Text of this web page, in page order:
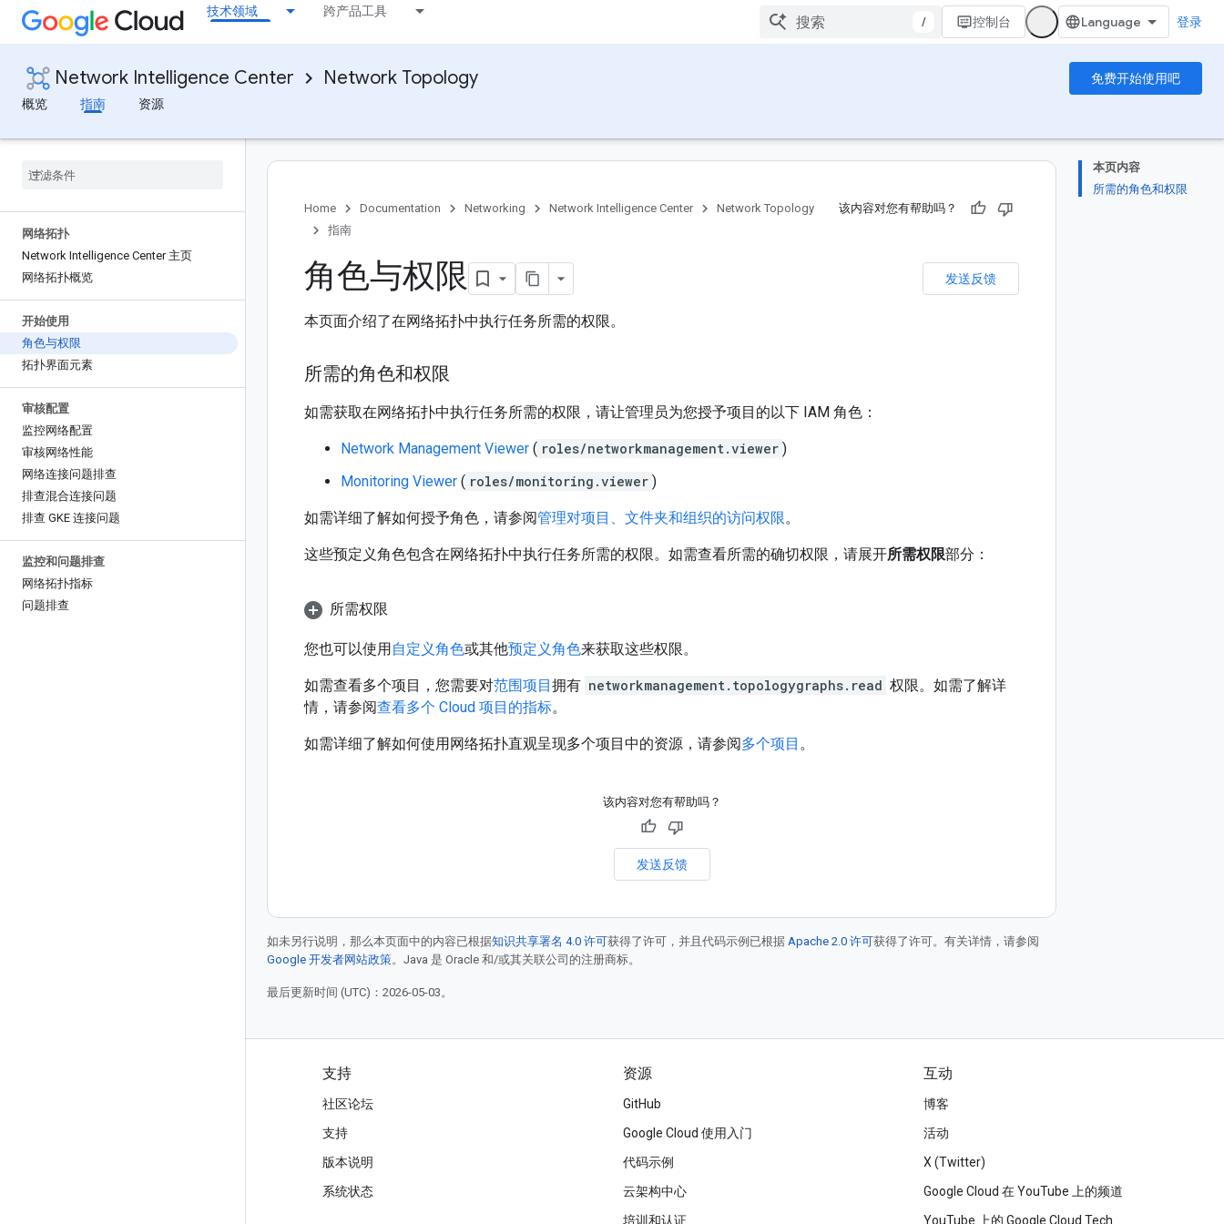
技术领域 跨产品工具
/ 控制台 登录
Network Intelligence Center Network Topology
免费开始使用吧
概览
指南 资源
网络拓扑
Network Intelligence Center 主页
网络拓扑概览
开始使用
角色与权限
拓扑界面元素
审核配置
监控网络配置
审核网络性能
网络连接问题排查
排查混合连接问题
排查 GKE 连接问题
监控和问题排查
网络拓扑指标
问题排查
本页内容
所需的角色和权限
Home
Documentation Networking Network Intelligence Center
Network Topology
指南
该内容对您有帮助吗？
发送反馈
角色与权限
本页面介绍了在网络拓扑中执行任务所需的权限。
所需的角色和权限
如需获取在网络拓扑中执行任务所需的权限，请让管理员为您授予项目的以下 IAM 角色：
Network Management Viewer ( roles/networkmanagement.viewer )
Monitoring Viewer ( roles/monitoring.viewer )
如需详细了解如何授予角色，请参阅管理对项目、文件夹和组织的访问权限。
这些预定义角色包含在网络拓扑中执行任务所需的权限。如需查看所需的确切权限，请展开所需权限部分：
所需权限
您也可以使用自定义角色或其他预定义角色来获取这些权限。
如需查看多个项目，您需要对范围项目拥有 networkmanagement.topologygraphs.read 权限。如需了解详
情，请参阅查看多个 Cloud 项目的指标。
如需详细了解如何使用网络拓扑直观呈现多个项目中的资源，请参阅多个项目 。
该内容对您有帮助吗？
发送反馈
如未另行说明，那么本页面中的内容已根据知识共享署名 4.0 许可获得了许可，并且代码示例已根据 Apache 2.0 许可获得了许可。有关详情，请参阅
Google 开发者网站政策。Java 是 Oracle 和/或其关联公司的注册商标。
最后更新时间 (UTC)：2026-05-03。
支持
社区论坛
支持
版本说明
系统状态
资源
GitHub
Google Cloud 使用入门
代码示例
云架构中心
培训和认证
互动
博客
活动
X (Twitter)
Google Cloud 在 YouTube 上的频道
YouTube 上的 Google Cloud Tech